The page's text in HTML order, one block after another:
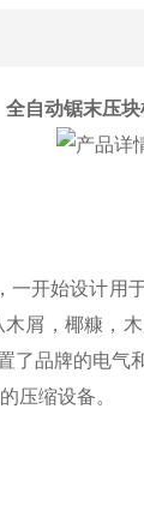
全自动锯末压
开始设计用
屑，椰糠，
品牌的电气
压缩设备。